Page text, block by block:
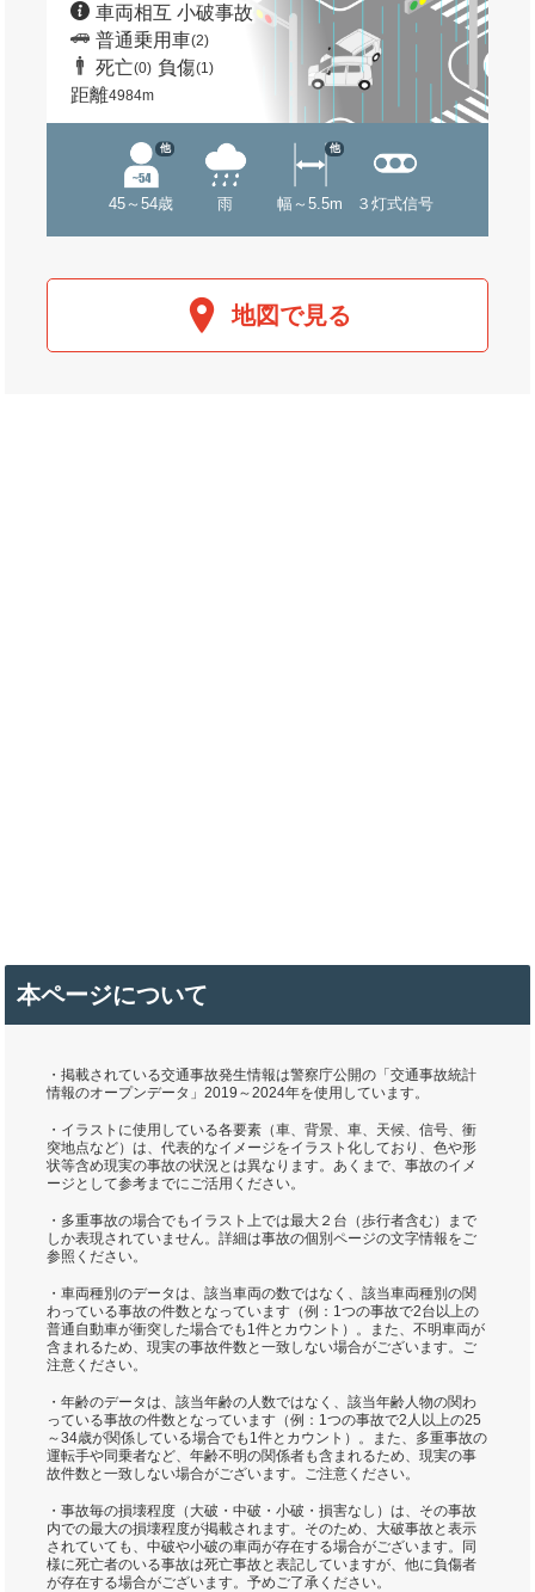
車両相互 小破事故
普通乗用車(2)
死亡(0) 負傷(1)
距離4984m
45～54歳
他
雨 幅～5.5m
他
３灯式信号
地図で見る
本ページについて
・掲載されている交通事故発生情報は警察庁公開の「交通事故統計
情報のオープンデータ」2019～2024年を使用しています。
・イラストに使用している各要素（車、背景、車、天候、信号、衝
突地点など）は、代表的なイメージをイラスト化しており、色や形
状等含め現実の事故の状況とは異なります。あくまで、事故のイメ
ージとして参考までにご活用ください。
・多重事故の場合でもイラスト上では最大２台（歩行者含む）まで
しか表現されていません。詳細は事故の個別ページの文字情報をご
参照ください。
・車両種別のデータは、該当車両の数ではなく、該当車両種別の関
わっている事故の件数となっています（例：1つの事故で2台以上の
普通自動車が衝突した場合でも1件とカウント）。また、不明車両が
含まれるため、現実の事故件数と一致しない場合がございます。ご
注意ください。
・年齢のデータは、該当年齢の人数ではなく、該当年齢人物の関わ
っている事故の件数となっています（例：1つの事故で2人以上の25
～34歳が関係している場合でも1件とカウント）。また、多重事故の
運転手や同乗者など、年齢不明の関係者も含まれるため、現実の事
故件数と一致しない場合がございます。ご注意ください。
・事故毎の損壊程度（大破・中破・小破・損害なし）は、その事故
内での最大の損壊程度が掲載されます。そのため、大破事故と表示
されていても、中破や小破の車両が存在する場合がございます。同
様に死亡者のいる事故は死亡事故と表記していますが、他に負傷者
が存在する場合がございます。予めご了承ください。